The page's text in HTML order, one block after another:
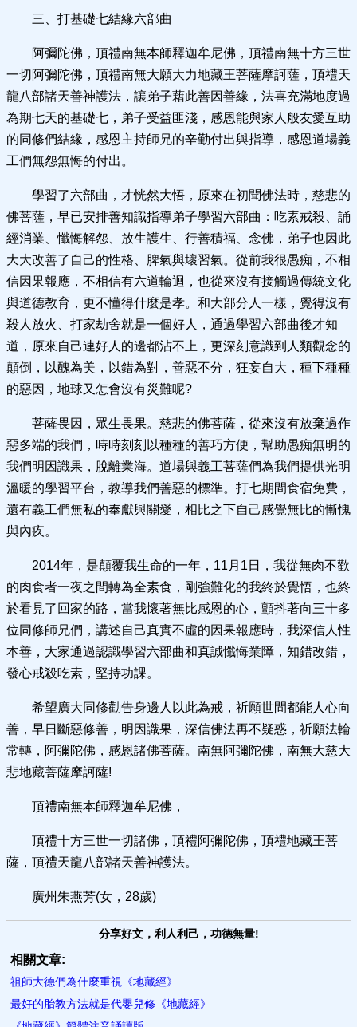
三、打基礎七結緣六部曲
阿彌陀佛，頂禮南無本師釋迦牟尼佛，頂禮南無十方三世
一切阿彌陀佛，頂禮南無大願大力地藏王菩薩摩訶薩，頂禮天
龍八部諸天善神護法，讓弟子藉此善因善緣，法喜充滿地度過
為期七天的基礎七，弟子受益匪淺，感恩能與家人般友愛互助
的同修們結緣，感恩主持師兄的辛勤付出與指導，感恩道場義
工們無怨無悔的付出。
學習了六部曲，才恍然大悟，原來在初聞佛法時，慈悲的
佛菩薩，早已安排善知識指導弟子學習六部曲：吃素戒殺、誦
經消業、懺悔解怨、放生護生、行善積福、念佛，弟子也因此
大大改善了自己的性格、脾氣與壞習氣。從前我很愚痴，不相
信因果報應，不相信有六道輪迴，也從來沒有接觸過傳統文化
與道德教育，更不懂得什麼是孝。和大部分人一樣，覺得沒有
殺人放火、打家劫舍就是一個好人，通過學習六部曲後才知
道，原來自己連好人的邊都沾不上，更深刻意識到人類觀念的
顛倒，以醜為美，以錯為對，善惡不分，狂妄自大，種下種種
的惡因，地球又怎會沒有災難呢?
菩薩畏因，眾生畏果。慈悲的佛菩薩，從來沒有放棄過作
惡多端的我們，時時刻刻以種種的善巧方便，幫助愚痴無明的
我們明因識果，脫離業海。道場與義工菩薩們為我們提供光明
溫暖的學習平台，教導我們善惡的標準。打七期間食宿免費，
還有義工們無私的奉獻與關愛，相比之下自己感覺無比的慚愧
與內疚。
2014年，是顛覆我生命的一年，11月1日，我從無肉不歡
的肉食者一夜之間轉為全素食，剛強難化的我終於覺悟，也終
於看見了回家的路，當我懷著無比感恩的心，顫抖著向三十多
位同修師兄們，講述自己真實不虛的因果報應時，我深信人性
本善，大家通過認識學習六部曲和真誠懺悔業障，知錯改錯，
發心戒殺吃素，堅持功課。
希望廣大同修勸告身邊人以此為戒，祈願世間都能人心向
善，早日斷惡修善，明因識果，深信佛法再不疑惑，祈願法輪
常轉，阿彌陀佛，感恩諸佛菩薩。南無阿彌陀佛，南無大慈大
悲地藏菩薩摩訶薩!
頂禮南無本師釋迦牟尼佛，
頂禮十方三世一切諸佛，頂禮阿彌陀佛，頂禮地藏王菩
薩，頂禮天龍八部諸天善神護法。
廣州朱燕芳(女，28歲)
分享好文，利人利己，功德無量!
相關文章:
祖師大德們為什麼重視《地藏經》
最好的胎教方法就是代嬰兒修《地藏經》